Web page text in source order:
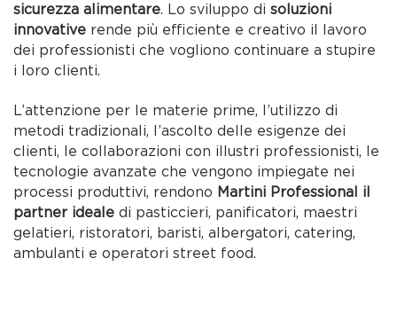
sicurezza alimentare. Lo sviluppo disoluzioni
innovative rende più efficiente e creativo il lavoro
dei professionisti che vogliono continuare a stupire
i loro clienti.
L’attenzione per le materie prime, l’utilizzo di
metodi tradizionali, l’ascolto delle esigenze dei
clienti, le collaborazioni con illustri professionisti, le
tecnologie avanzate che vengono impiegate nei
processi produttivi, rendono Martini Professional il
partner ideale di pasticcieri, panificatori, maestri
gelatieri, ristoratori, baristi, albergatori, catering,
ambulanti e operatori street food.